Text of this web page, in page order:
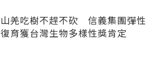
山羌吃樹不趕不砍 信義集團彈性
復育獲台灣生物多樣性獎肯定